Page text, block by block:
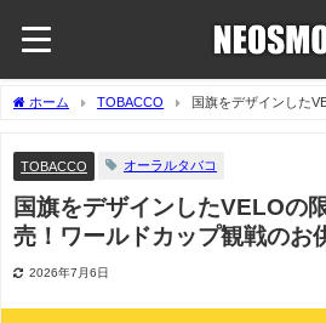
ホーム TOBACCO
国旗をデザインした
TOBACCO オーラルタバコ
国旗をデザインしたVELOの
売！ワールドカップ観戦のお
2026年7月6日